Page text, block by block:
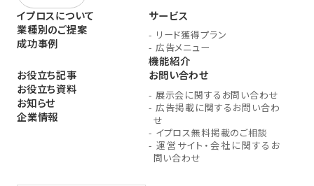
イプロスについて
業種別のご提案
成功事例
サービス
- リード獲得プラン
- 広告メニュー
機能紹介
お役立ち記事
お役立ち資料
お知らせ
企業情報
お問い合わせ
- 展示会に関するお問い合わせ
- 広告掲載に関するお問い合わ
せ
- イプロス無料掲載のご相談
- 運営サイト・会社に関するお
問い合わせ